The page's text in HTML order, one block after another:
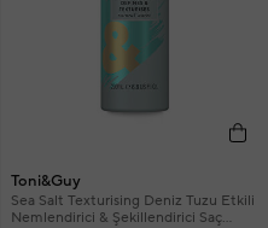
Toni&Guy
Sea Salt Texturising Deniz Tuzu Etkili
Nemlendirici & Şekillendirici Saç